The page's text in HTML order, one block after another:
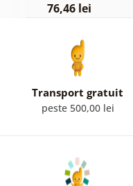
76,46 lei
Transport gratuit
peste 500,00 lei